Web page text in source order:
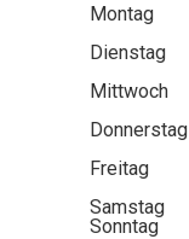
Montag
Dienstag
Mittwoch
Donnerstag
Freitag
Samstag
Sonntag